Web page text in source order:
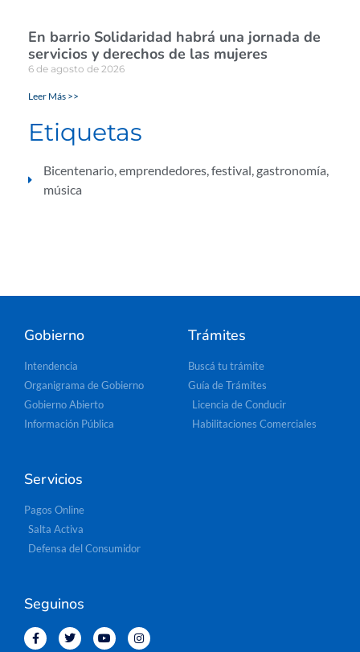
En barrio Solidaridad habrá una jornada de
servicios y derechos de las mujeres
6 de agosto de 2026
Leer Más >>
Etiquetas
Bicentenario emprendedores festival gastronomía
música
Gobierno
Intendencia
Organigrama de Gobierno
Gobierno Abierto
Información Pública
Trámites
Buscá tu trámite
Guía de Trámites
Licencia de Conducir
Habilitaciones Comerciales
Servicios
Pagos Online
Salta Activa
Defensa del Consumidor
Seguinos